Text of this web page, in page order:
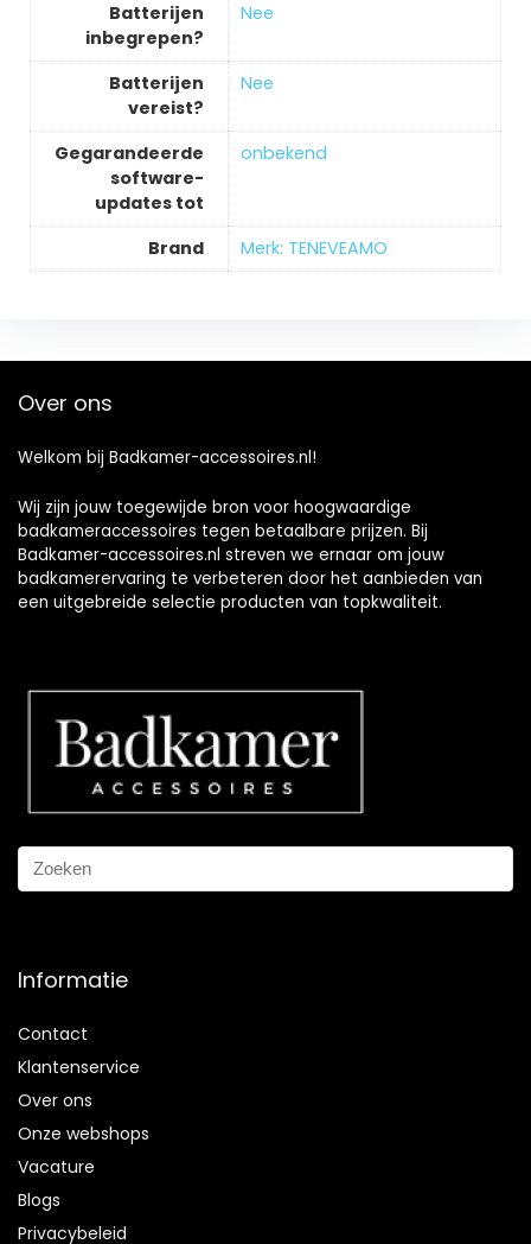
Batterijen
inbegrepen?
‎Nee
Batterijen
vereist?
‎Nee
Gegarandeerde
software-
updates tot
‎onbekend
Brand Merk: TENEVEAMO
Over ons
Welkom bij Badkamer-accessoires.nl!
Wij zijn jouw toegewijde bron voor hoogwaardige
badkameraccessoires tegen betaalbare prijzen. Bij
Badkamer-accessoires.nl streven we ernaar om jouw
badkamerervaring te verbeteren door het aanbieden van
een uitgebreide selectie producten van topkwaliteit.
Informatie
Contact
Klantenservice
Over ons
Onze webshops
Vacature
Blogs
Privacybeleid